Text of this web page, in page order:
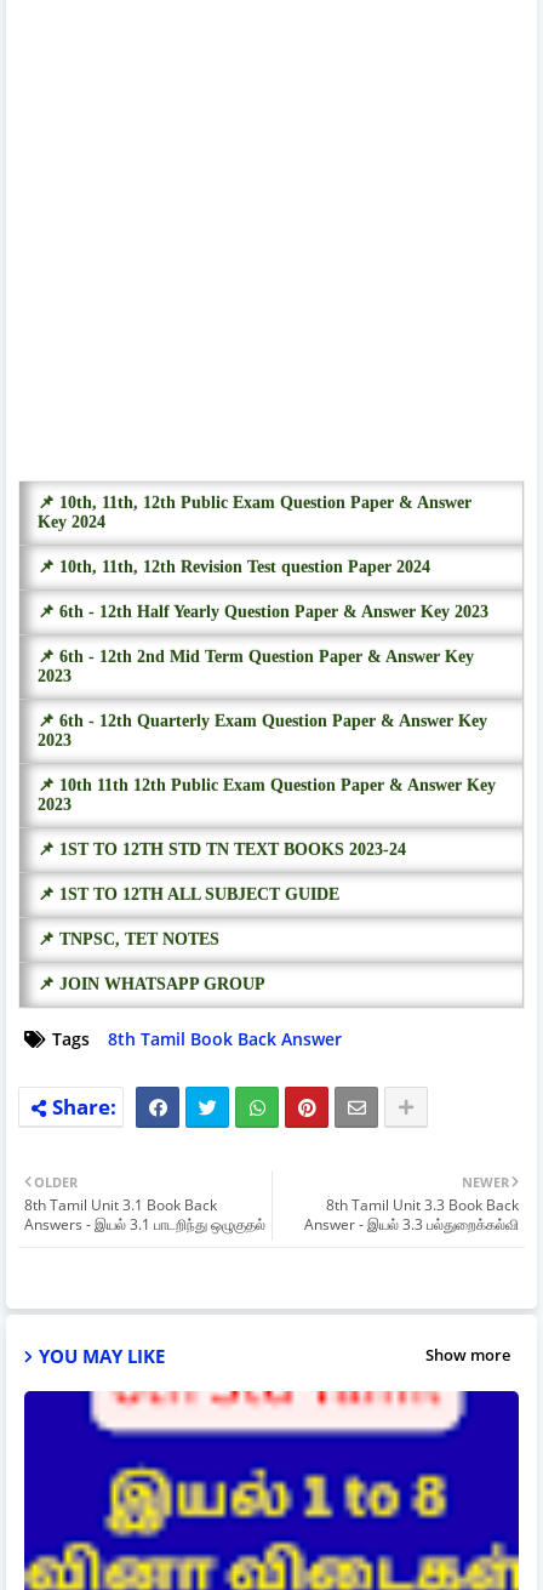
📌 10th, 11th, 12th Public Exam Question Paper & Answer
Key 2024
📌 10th, 11th, 12th Revision Test question Paper 2024
📌 6th - 12th Half Yearly Question Paper & Answer Key 2023
📌 6th - 12th 2nd Mid Term Question Paper & Answer Key
2023
📌 6th - 12th Quarterly Exam Question Paper & Answer Key
2023
📌 10th 11th 12th Public Exam Question Paper & Answer Key
2023
📌 1ST TO 12TH STD TN TEXT BOOKS 2023-24
📌 1ST TO 12TH ALL SUBJECT GUIDE
📌 TNPSC, TET NOTES
📌 JOIN WHATSAPP GROUP
Tags 8th Tamil Book Back Answer
NEWER
8th Tamil Unit 3.3 Book Back
Answer - இயல் 3.3 பல்துறைக்கல்வி
OLDER
8th Tamil Unit 3.1 Book Back
Answers - இயல் 3.1 பாடறிந்து ஒழுகுதல்
YOU MAY LIKE Show more